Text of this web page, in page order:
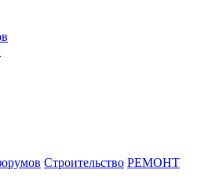
Строительство РЕМОНТ